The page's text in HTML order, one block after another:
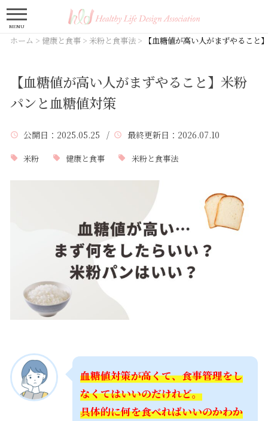
MENU
ホーム > 健康と食事> 米粉と食事法> 【血糖値が高い人がまずやること
【血糖値が高い人がまずやること】米粉
パンと血糖値対策
公開日 ：2025.05.25 / 最終更新日 ：2026.07.10
米粉 健康と食事 米粉と食事法
血糖値対策が高くて、食事管理をし
なくてはいいのだけれど。
具体的に何を食べればいいのかわか